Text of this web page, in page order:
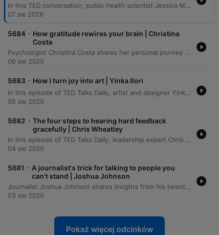
In this TED conversation, public health scientist Jessica Malady Rivera discusses the dual challenge of managing both biological pathogens and the outbreak of misinformation. She emphasizes the importance of bridging the gap between scientific institutions and the public through transparent communication, storytelling, and building trust rather than demanding obedience. The speakers also explore the necessity of multidisciplinary approaches and transparency to rebuild public trust in science following recent global crises. The conversation examines the challenges of making invisible public health successes visible and the personal motivations that drive the speaker to continue her work despite facing misinformation and threats.
07 sie 2026
5684 - How gratitude rewires your brain | Christina
Costa
Psychologist Christina Costa shares her personal journey of navigating an anaplastic astrocytoma diagnosis by rejecting the common 'fight narrative' in favor of a practice rooted in gratitude. Drawing from her background in positive psychology and neuroscience, she discusses how the language of battle can become burdensome and proposes using neuroplasticity to intentionally activate gratitude circuits in the brain. The episode explores the science behind well-being, specifically how gratitude affects the medial prefrontal cortex to help manage negative emotions and restructure harmful thoughts. Costa illustrates her method through the ritual of 'kissing your brain,' a practice used to foster resilience and find peace amidst the challenges of cancer treatment.
06 sie 2026
5683 - How I turn joy into art | Yinka Ilori
In this episode of TED Talks Daily, artist and designer Yinka Ilori explores the concept of transgenerational joy. He argues that joy is not merely an individual achievement to be chased, but a shared inheritance planted by our families, communities, and ancestors. Drawing from his upbringing in London as the son of Nigerian immigrants, Ilori describes how the rituals, symbols, and communal gatherings of his parents served as seeds of joy. Through visual storytelling, he demonstrates how we can uncover, visualize, and ultimately pass on these inherited stories to future generations.
05 sie 2026
5682 - The four steps to hearing hard feedback
gracefully | Chris Wheatley
In this episode of TED Talks Daily, leadership expert Chris Wheatley shares a personal journey regarding the transformative power of receiving difficult feedback. After being confronted by a colleague about his condescending communication style, Wheatley describes how shifting focus from how to give feedback to how to receive it can foster psychological safety in workplaces and families. The talk introduces the TACT method—Thankfulness, Acknowledgement, Commitment, and a second Thankfulness—as a practical framework for responding to criticism. By lowering the courage required for others to be honest, Wheatley demonstrates how individuals can improve their personal relationships and lead more effective teams.
04 sie 2026
5681 - A journalist's trick for talking to people you
can't stand | Joshua Johnson
Journalist Joshua Johnson shares insights from his twenty-year career in broadcast journalism, specifically focusing on the limitations of professional neutrality when navigating polarized conversations. Moving beyond the traditional goal of remaining unbiased, Johnson proposes a shift toward objectivity—a method of studying difficult perspectives closely without judgment to understand the underlying stories and motivations. Through personal anecdotes involving interviews with controversial figures, he demonstrates how closing the distance can reveal human vulnerability behind rigid political or social arguments.
03 sie 2026
Pokaż więcej odcinków